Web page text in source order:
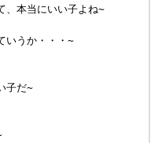
本当にいい子よね~
うか・・・~
子だ~